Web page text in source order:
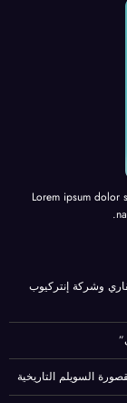
Lorem ipsum dolor
وشركة إنتركيوب
السويلم التاريخية